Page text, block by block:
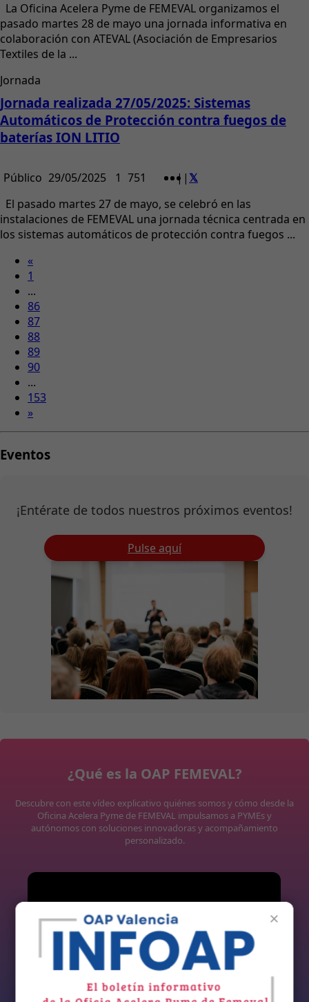
La Oficina Acelera Pyme de FEMEVAL organizamos el
pasado martes 28 de mayo una jornada informativa en
colaboración con ATEVAL (Asociación de Empresarios
Textiles de la ...
Jornada
Jornada realizada 27/05/2025: Sistemas
Automáticos de Protección contra fuegos de
baterías ION LITIO
Público 29/05/2025 1 751 | |
El pasado martes 27 de mayo, se celebró en las
instalaciones de FEMEVAL una jornada técnica centrada en
los sistemas automáticos de protección contra fuegos ...
«
1
...
86
87
88
89
90
...
153
»
Eventos
¡Entérate de todos nuestros próximos eventos!
Pulse aquí
¿Qué es la OAP FEMEVAL?
Descubre con este vídeo explicativo quiénes somos y cómo desde la
Oficina Acelera Pyme de FEMEVAL impulsamos a PYMEs y
autónomos con soluciones innovadoras y acompañamiento
personalizado.
×